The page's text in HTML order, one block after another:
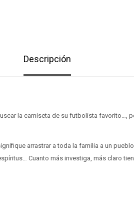
Descripción
la camiseta de su futbolista favorito…,
arrastrar a toda la familia a un
Cuanto más investiga, más claro